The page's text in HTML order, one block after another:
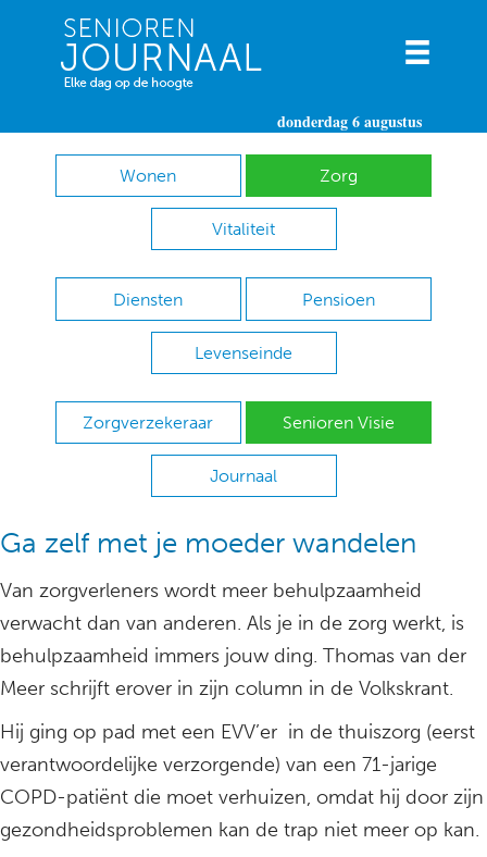
donderdag 6 augustus
Wonen Zorg
Vitaliteit
Diensten Pensioen
Levenseinde
Zorgverzekeraar Senioren Visie
Journaal
Ga zelf met je moeder wandelen
Van zorgverleners wordt meer behulpzaamheid
verwacht dan van anderen. Als je in de zorg werkt, is
behulpzaamheid immers jouw ding. Thomas van der
Meer schrijft erover in zijn column in de Volkskrant.
Hij ging op pad met een EVV’er in de thuiszorg (eerst
verantwoordelijke verzorgende) van een 71-jarige
COPD-patiënt die moet verhuizen, omdat hij door zijn
gezondheidsproblemen kan de trap niet meer op kan.